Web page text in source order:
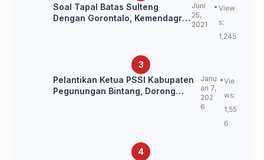
Soal Tapal Batas Sulteng
Dengan Gorontalo, Kemendagri:
Juni
25,
2021
View
s:
1,245
Pelantikan Ketua PSSI Kabupaten
Pegunungan Bintang, Dorong
Janu
ari 7,
202
6
Vie
ws:
1,55
6